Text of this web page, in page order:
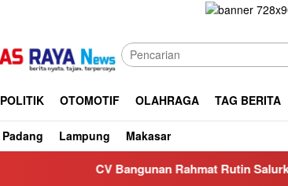
POLITIK OTOMOTIF OLAHRAGA TAG BERITA
Padang Lampung Makasar
CV Bangunan Rahmat Rutin Salurkan Bantuan